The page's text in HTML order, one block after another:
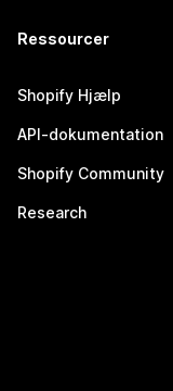
Ressourcer
Shopify Hjælp
API-dokumentation
Shopify Community
Research